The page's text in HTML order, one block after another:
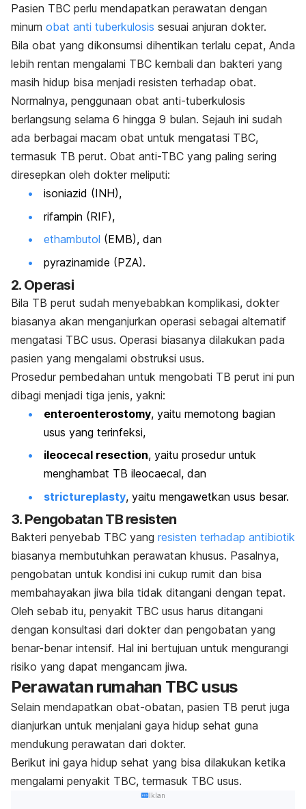
Pasien TBC perlu mendapatkan perawatan dengan
minum obat anti tuberkulosis sesuai anjuran dokter.
Bila obat yang dikonsumsi dihentikan terlalu cepat, Anda
lebih rentan mengalami TBC kembali dan bakteri yang
masih hidup bisa menjadi resisten terhadap obat.
Normalnya, penggunaan obat anti-tuberkulosis
berlangsung selama 6 hingga 9 bulan. Sejauh ini sudah
ada berbagai macam obat untuk mengatasi TBC,
termasuk TB perut. Obat anti-TBC yang paling sering
diresepkan oleh dokter meliputi:
isoniazid (INH),
rifampin (RIF),
ethambutol (EMB), dan
pyrazinamide (PZA).
2. Operasi
Bila TB perut sudah menyebabkan komplikasi, dokter
biasanya akan menganjurkan operasi sebagai alternatif
mengatasi TBC usus. Operasi biasanya dilakukan pada
pasien yang mengalami obstruksi usus.
Prosedur pembedahan untuk mengobati TB perut ini pun
dibagi menjadi tiga jenis, yakni:
enteroenterostomy, yaitu memotong bagian
usus yang terinfeksi,
ileocecal resection, yaitu prosedur untuk
menghambat TB ileocaecal, dan
strictureplasty, yaitu mengawetkan usus besar.
3. Pengobatan TB resisten
Bakteri penyebab TBC yang resisten terhadap antibiotik
biasanya membutuhkan perawatan khusus. Pasalnya,
pengobatan untuk kondisi ini cukup rumit dan bisa
membahayakan jiwa bila tidak ditangani dengan tepat.
Oleh sebab itu, penyakit TBC usus harus ditangani
dengan konsultasi dari dokter dan pengobatan yang
benar-benar intensif. Hal ini bertujuan untuk mengurangi
risiko yang dapat mengancam jiwa.
Perawatan rumahan TBC usus
Selain mendapatkan obat-obatan, pasien TB perut juga
dianjurkan untuk menjalani gaya hidup sehat guna
mendukung perawatan dari dokter.
Berikut ini gaya hidup sehat yang bisa dilakukan ketika
mengalami penyakit TBC, termasuk TBC usus.
Iklan